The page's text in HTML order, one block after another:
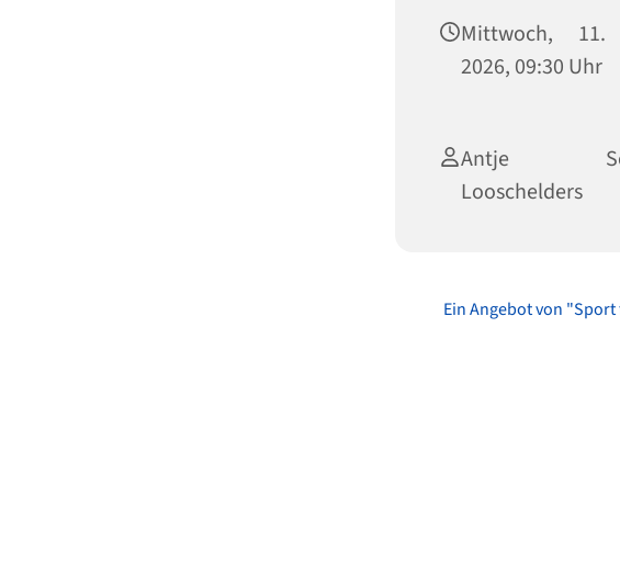
Mittwoch, 11.
2026, 09:30 Uhr
Antje
Looschelders
Ein Angebot von